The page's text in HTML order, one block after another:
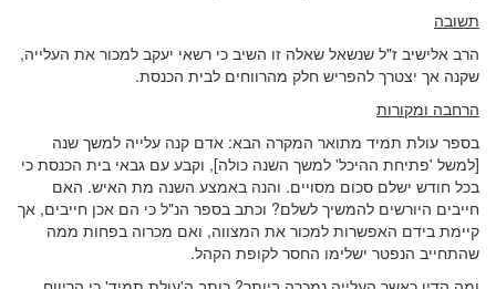
תשובה
הרב אלישיב ז"ל שנשאל שאלה זו השיב כי רשאי יעקב למכור את העלייה,
שקנה אך יצטרך להפריש חלק מהרווחים לבית הכנסת.
הרחבה ומקורות
בספר עולת תמיד מתואר המקרה הבא: אדם קנה עלייה למשך שנה
[למשל 'פתיחת ההיכל' למשך השנה כולה], וקבע עם גבאי בית הכנסת כי
בכל חודש ישלם סכום מסויים. והנה באמצע השנה מת האיש. האם
חייבים היורשים להמשיך לשלם? וכתב בספר הנ"ל כי הם אכן חייבים, אך
קיימת בידם האפשרות למכור את המצווה, ואם מכרוה בפחות ממה
שהתחייב הנפטר ישלימו החסר לקופת הקהל.